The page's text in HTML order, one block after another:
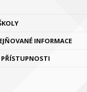
INFORMACE